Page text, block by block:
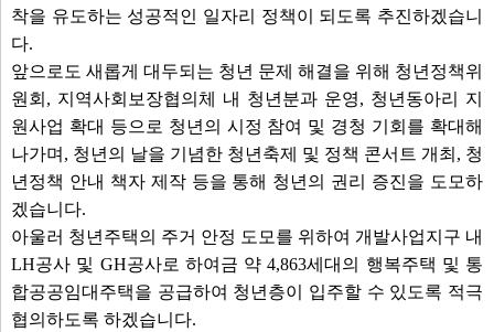
착을 유도하는 성공적인 일자리 정책이 되도록 추진하겠습니
다.
앞으로도 새롭게 대두되는 청년 문제 해결을 위해 청년정책위
원회, 지역사회보장협의체 내 청년분과 운영, 청년동아리 지
원사업 확대 등으로 청년의 시정 참여 및 경청 기회를 확대해
나가며, 청년의 날을 기념한 청년축제 및 정책 콘서트 개최, 청
년정책 안내 책자 제작 등을 통해 청년의 권리 증진을 도모하
겠습니다.
아울러 청년주택의 주거 안정 도모를 위하여 개발사업지구 내
LH공사 및 GH공사로 하여금 약 4,863세대의 행복주택 및 통
합공공임대주택을 공급하여 청년층이 입주할 수 있도록 적극
협의하도록 하겠습니다.